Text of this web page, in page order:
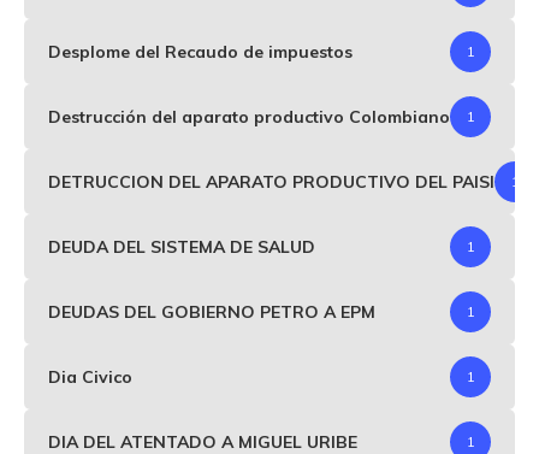
Desplome del Recaudo de impuestos 1
Destrucción del aparato productivo Colombiano 1
DETRUCCION DEL APARATO PRODUCTIVO DEL PAISI 1
DEUDA DEL SISTEMA DE SALUD 1
DEUDAS DEL GOBIERNO PETRO A EPM 1
Dia Civico 1
DIA DEL ATENTADO A MIGUEL URIBE 1